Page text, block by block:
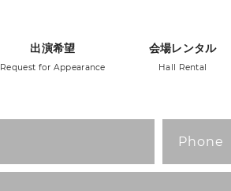
出演希望
Request for Appearance
会場レンタル
Hall Rental